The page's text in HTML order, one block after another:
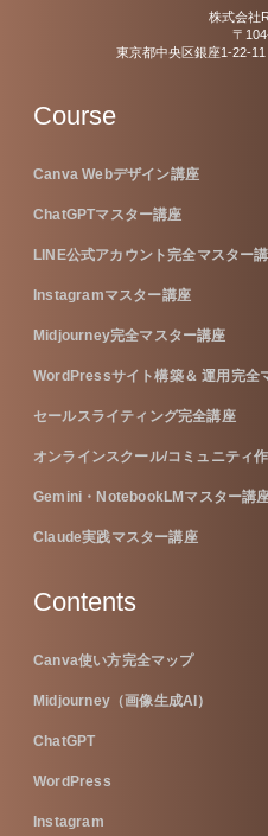
株式会社
〒
東京都中央区銀座1-22-
Course
Canva Webデザイン講座
ChatGPTマスター講座
LINE公式アカウント完全マスター
Instagramマスター講座
Midjourney完全マスター講座
WordPressサイト構築＆ 運用完全
セールスライティング完全講座
オンラインスクール/コミュニティ
Gemini・NotebookLMマスター講
Claude実践マスター講座
Contents
Canva使い方完全マップ
Midjourney（画像生成AI）
ChatGPT
WordPress
Instagram